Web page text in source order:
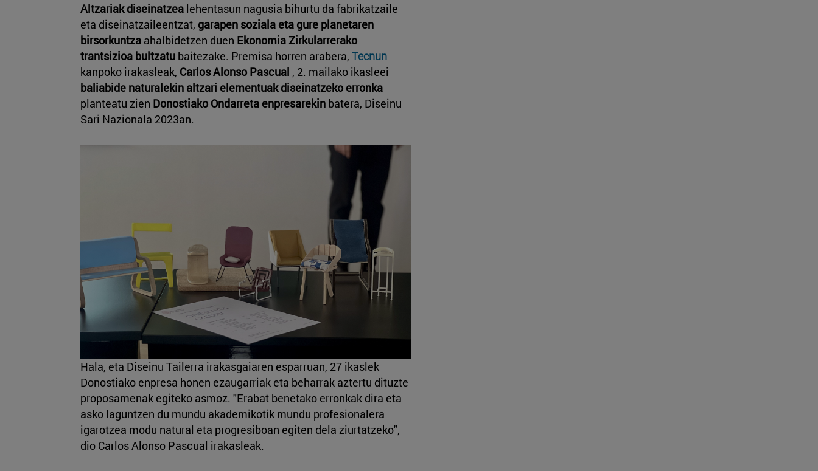
Altzariak diseinatzea lehentasun nagusia bihurtu da fabrikatzaile
eta diseinatzaileentzat, garapen soziala eta gure planetaren
birsorkuntza ahalbidetzen duen Ekonomia Zirkularrerako
trantsizioa bultzatu baitezake. Premisa horren arabera, Tecnun
kanpoko irakasleak, Carlos Alonso Pascual , 2. mailako ikasleei
baliabide naturalekin altzari elementuak diseinatzeko erronka
planteatu zien Donostiako Ondarreta enpresarekin batera, Diseinu
Sari Nazionala 2023an.
Hala, eta Diseinu Tailerra irakasgaiaren esparruan, 27 ikaslek
Donostiako enpresa honen ezaugarriak eta beharrak aztertu dituzte
proposamenak egiteko asmoz. "Erabat benetako erronkak dira eta
asko laguntzen du mundu akademikotik mundu profesionalera
igarotzea modu natural eta progresiboan egiten dela ziurtatzeko",
dio Carlos Alonso Pascual irakasleak.